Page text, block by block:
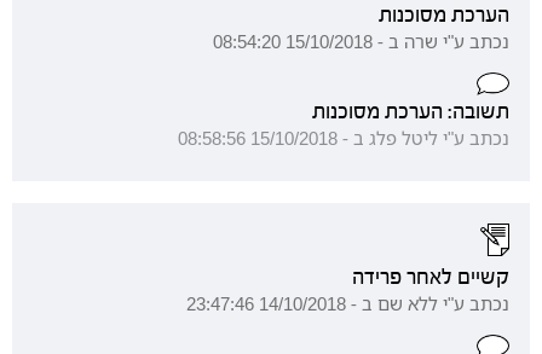
הערכת מסוכנות
נכתב ע"י שרה ב - 15/10/2018 08:54:20
תשובה: הערכת מסוכנות
נכתב ע"י ליטל פלג ב - 15/10/2018 08:58:56
קשיים לאחר פרידה
נכתב ע"י ללא שם ב - 14/10/2018 23:47:46